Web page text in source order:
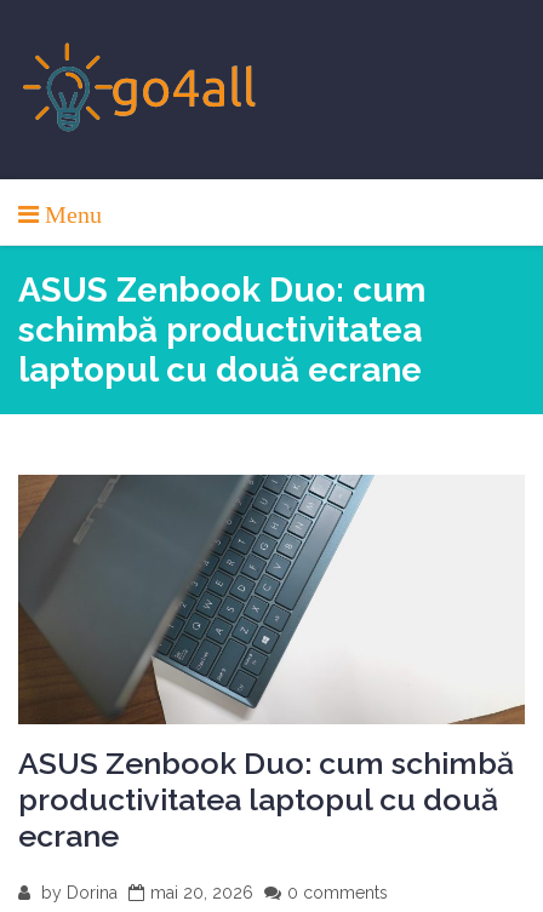
content
Menu
ASUS Zenbook Duo: cum
schimbă productivitatea
laptopul cu două ecrane
ASUS Zenbook Duo: cum schimbă
productivitatea laptopul cu două
ecrane
by Dorina mai 20, 2026 0 comments